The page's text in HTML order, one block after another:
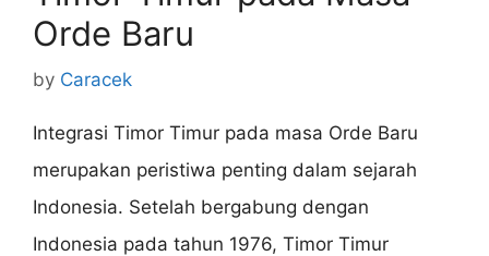
Orde Baru
by Caracek
Integrasi Timor Timur pada masa Orde Baru
merupakan peristiwa penting dalam sejarah
Indonesia. Setelah bergabung dengan
Indonesia pada tahun 1976, Timor Timur